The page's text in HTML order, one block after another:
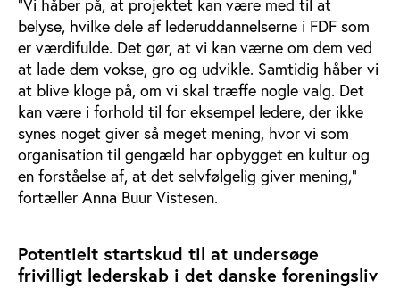
belyse, hvilke dele af lederuddannelserne i FDF som
er værdifulde. Det gør, at vi kan værne om dem ved
at lade dem vokse, gro og udvikle. Samtidig håber vi
at blive kloge på, om vi skal træffe nogle valg. Det
kan være i forhold til for eksempel ledere, der ikke
synes noget giver så meget mening, hvor vi som
organisation til gengæld har opbygget en kultur og
en forståelse af, at det selvfølgelig giver mening,"
fortæller Anna Buur Vistesen.
Potentielt startskud til at undersøge
frivilligt lederskab i det danske foreningsliv